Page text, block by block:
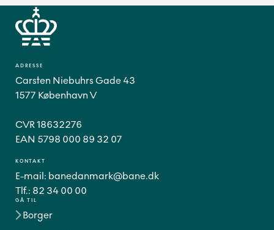
GÅ TIL
Borger
ADRESSE
Carsten Niebuhrs Gade 43
1577 København V
CVR 18632276
EAN 5798 000 89 32 07
KONTAKT
E-mail: banedanmark@bane.dk
Tlf.: 82 34 00 00